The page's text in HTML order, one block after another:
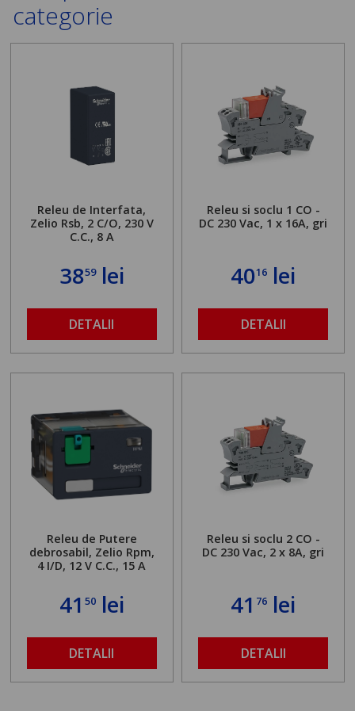
categorie
Releu de Interfata,
Zelio Rsb, 2 C/O, 230 V
C.C., 8 A
3859lei
DETALII
Releu si soclu 1 CO -
DC 230 Vac, 1 x 16A, gri
4016 lei
DETALII
Releu de Putere
debrosabil, Zelio Rpm,
4 I/D, 12 V C.C., 15 A
41 50lei
DETALII
Releu si soclu 2 CO -
DC 230 Vac, 2 x 8A, gri
41 76 lei
DETALII